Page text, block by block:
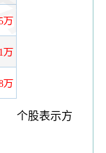
个股表示方